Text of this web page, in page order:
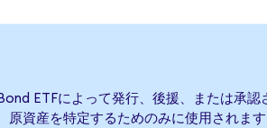
ETFによって発行、後援、または承
資産を特定するためのみに使用されます